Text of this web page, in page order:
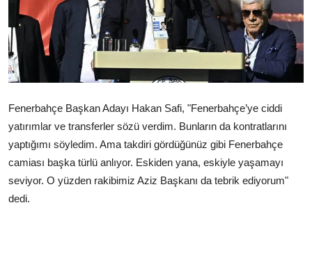
Çerkezköy
Fenerbahçe Başkan Adayı Hakan Safi, "Fenerbahçe’ye ciddi
yatırımlar ve transferler sözü verdim. Bunların da kontratlarını
yaptığımı söyledim. Ama takdiri gördüğünüz gibi Fenerbahçe
camiası başka türlü anlıyor. Eskiden yana, eskiyle yaşamayı
seviyor. O yüzden rakibimiz Aziz Başkanı da tebrik ediyorum"
dedi.